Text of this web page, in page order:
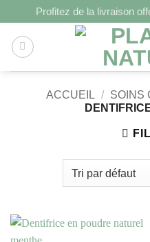
Profitez de la livraison
ACCUEIL / SOINS